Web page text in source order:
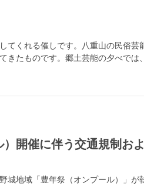
てくれる催しです。八重山の民俗芸
きたものです。郷土芸能の夕べでは
開催に伴う交通規制お
地域「豊年祭（オンプール）」が